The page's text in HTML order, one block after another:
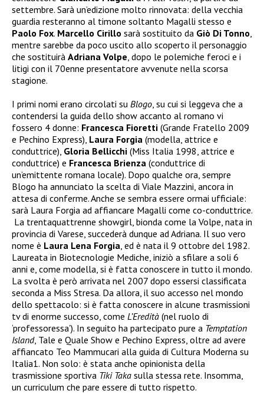
settembre. Sarà un’edizione molto rinnovata: della vecchia
guardia resteranno al timone soltanto Magalli stesso e
Paolo Fox. Marcello Cirillo sarà sostituito da Giò Di Tonno
mentre sarebbe da poco uscito allo scoperto il personaggio
che sostituirà Adriana Volpe , dopo le polemiche feroci e i
litigi con il 70enne presentatore avvenute nella scorsa
stagione.
I primi nomi erano circolati su Blogo , su cui si leggeva che a
contendersi la guida dello show accanto al romano vi
fossero 4 donne: Francesca Fioretti (Grande Fratello 2009
e Pechino Express), Laura Forgia (modella, attrice e
conduttrice), Gloria Bellicchi (Miss Italia 1998, attrice e
conduttrice) e Francesca Brienza (conduttrice di
un’emittente romana locale). Dopo qualche ora, sempre
Blogo ha annunciato la scelta di Viale Mazzini, ancora in
attesa di conferme. Anche se sembra essere ormai ufficiale:
sarà Laura Forgia ad affiancare Magalli come co-conduttrice.
La trentaquattrenne showgirl, bionda come la Volpe, nata in
provincia di Varese, succederà dunque ad Adriana. Il suo vero
nome è Laura Lena Forgia , ed è nata il 9 ottobre del 1982.
Laureata in Biotecnologie Mediche, iniziò a sfilare a soli 6
anni e, come modella, si è fatta conoscere in tutto il mondo.
La svolta è però arrivata nel 2007 dopo essersi classificata
seconda a Miss Stresa. Da allora, il suo accesso nel mondo
dello spettacolo: si è fatta conoscere in alcune trasmissioni
tv di enorme successo, come L’Eredità (nel ruolo di
‘professoressa’). In seguito ha partecipato pure a Temptation
Island, Tale e Quale Show e Pechino Express, oltre ad avere
affiancato Teo Mammucari alla guida di Cultura Moderna su
Italia1. Non solo: è stata anche opinionista della
trasmissione sportiva Tiki Taka sulla stessa rete. Insomma,
un curriculum che pare essere di tutto rispetto.